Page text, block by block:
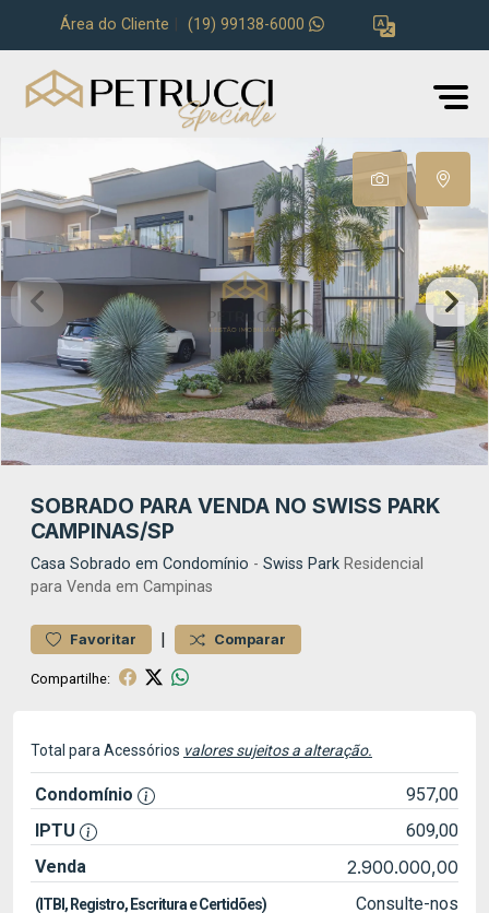
Área do Cliente (19) 99138-6000
SOBRADO PARA VENDA NO SWISS PARK
CAMPINAS/SP
Casa Sobrado em Condomínio - Swiss Park Residencial
para Venda em Campinas
Favoritar | Comparar
Compartilhe:
Total para Acessórios valores sujeitos a alteração.
Condomínio
957,00
IPTU
609,00
Venda
2.900.000,00
(ITBI, Registro, Escritura e Certidões) Consulte-nos